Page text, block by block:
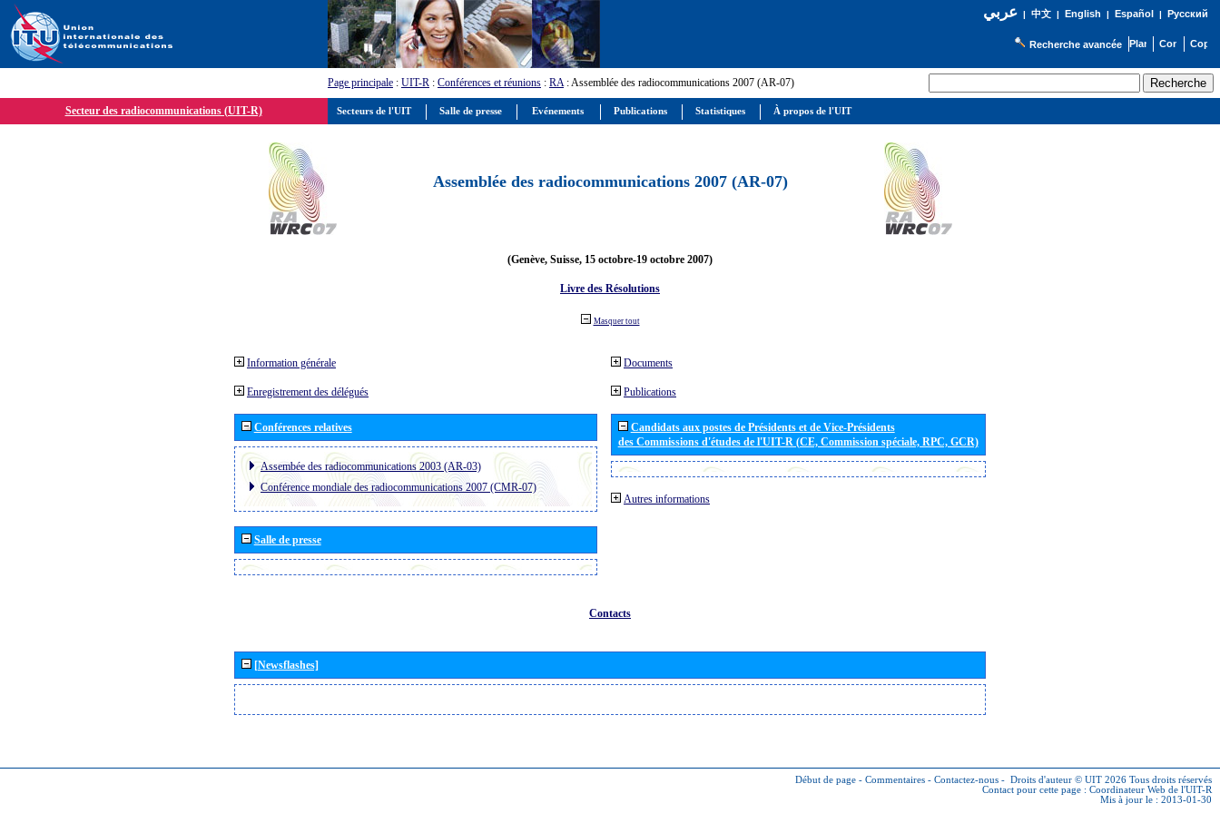
عربي| 中文| English | Español | Русский
Recherche avancée
Page principale : UIT-R : Conférences et réunions : RA: Assemblée des radiocommunications 2007 (AR-07)
Secteur des radiocommunications (UIT-R)
Assemblée des radiocommunications 2007 (AR-07)
(Genève, Suisse, 15 octobre-19 octobre 2007)
Livre des Résolutions
Masquer tout
Information générale
Enregistrement des délégués
Conférences relatives
Assembée des radiocommunications 2003 (AR-03)
Conférence mondiale des radiocommunications 2007 (CMR-07)
Salle de presse
Documents
Publications
Candidats aux postes de Présidents et de Vice-Présidents
des Commissions d'études de l'UIT-R (CE, Commission spéciale, RPC, GCR)
Autres informations
Contacts
[Newsflashes]
Début de page - Commentaires - Contactez-nous - Droits d'auteur © UIT 2026 Tous droits réservés
Contact pour cette page : Coordinateur Web de l'UIT-R
Mis à jour le : 2013-01-30
Secteurs de l'UIT Salle de presse Evénements Publications Statistiques À propos de l'UIT